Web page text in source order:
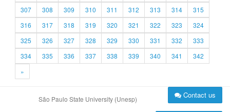
307
308 309 310 311 312 313 314
315
316
317 318 319 320 321 322 323
324
325
326 327 328 329 330 331 332
333
334
335 336 337 338 339 340 341
342
»
São Paulo State University (Unesp) Contact us